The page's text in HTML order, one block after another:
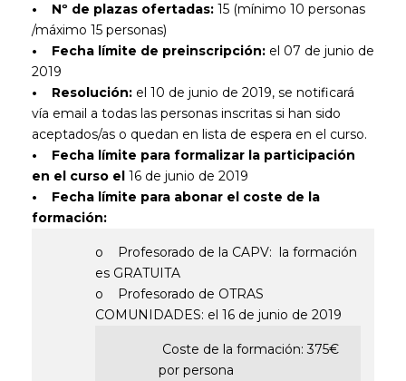
• Nº de plazas ofertadas: 15 (mínimo 10 personas
/máximo 15 personas)
• Fecha límite de preinscripción: el 07 de junio de
2019
• Resolución: el 10 de junio de 2019, se notificará
vía email a todas las personas inscritas si han sido
aceptados/as o quedan en lista de espera en el curso.
• Fecha límite para formalizar la participación
en el curso el 16 de junio de 2019
• Fecha límite para abonar el coste de la
formación:
o Profesorado de la CAPV: la formación
es GRATUITA
o Profesorado de OTRAS
COMUNIDADES: el 16 de junio de 2019
Coste de la formación: 375€
por persona